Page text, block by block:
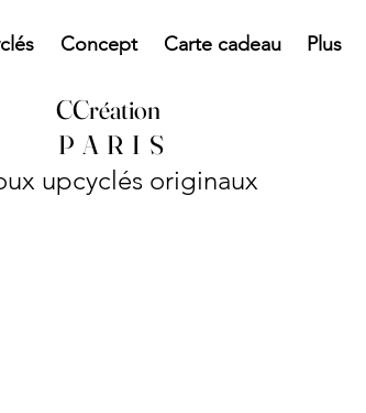
Concept Carte cadeau Plus
CCréation
P A R I S
upcyclés originaux